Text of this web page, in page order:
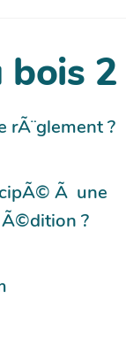
bois 2
rÃ¨glement ?
Ã une
?